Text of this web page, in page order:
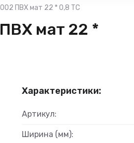
ПВХ мат 22 * 0,8 ТС
мат 22 *
Характеристики:
Артикул:
Ширина (мм):